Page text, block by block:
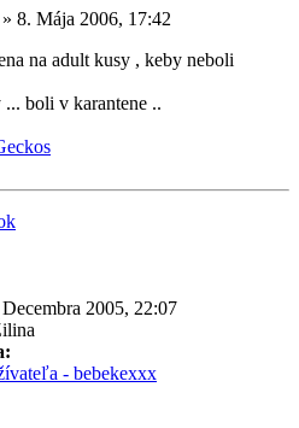
» 8. Mája 2006, 17:42
na adult kusy , keby neboli
boli v karantene ..
2005, 22:07
- bebekexxx